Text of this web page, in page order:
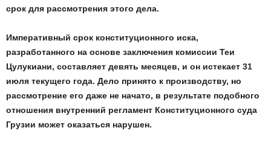
срок для рассмотрения этого дела.
Императивный срок конституционного иска,
разработанного на основе заключения комиссии Теи
Цулукиани, составляет девять месяцев, и он истекает 31
июля текущего года. Дело принято к производству, но
рассмотрение его даже не начато, в результате подобного
отношения внутренний регламент Конституционного суда
Грузии может оказаться нарушен.